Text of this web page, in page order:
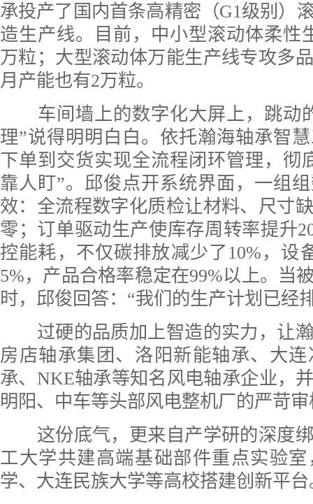
承投产了国内首条高精密（G1级别）
造生产线。目前，中小型滚动体柔性
万粒；大型滚动体万能生产线专攻多
月产能也有2万粒。
车间墙上的数字化大屏上，跳动
理”说得明明白白。依托瀚海轴承智
下单到交货实现全流程闭环管理，彻
靠人盯”。邱俊点开系统界面，一组
效：全流程数字化质检让材料、尺寸
零；订单驱动生产使库存周转率提升
控能耗，不仅碳排放减少了10%，设
5%，产品合格率稳定在99%以上。当
时，邱俊回答：“我们的生产计划已经
过硬的品质加上智造的实力，让瀚
房店轴承集团、洛阳新能轴承、大
承、NKE轴承等知名风电轴承企业，
明阳、中车等头部风电整机厂的严苛
这份底气，更来自产学研的深度绑
工大学共建高端基础部件重点实验
学、大连民族大学等高校搭建创新平台